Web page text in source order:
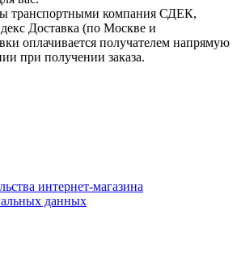
транспортными компания СДЕК,
Доставка (по Москве и
оплачивается получателем напрямую
при получении заказа.
интернет-магазина
данных